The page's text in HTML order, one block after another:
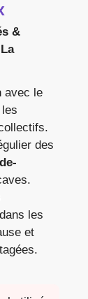
&
avec le
des
les
et